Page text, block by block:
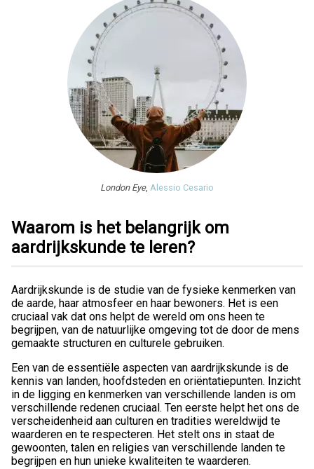
London Eye, Alessio Cesario
Waarom is het belangrijk om
aardrijkskunde te leren?
Aardrijkskunde is de studie van de fysieke kenmerken van
de aarde, haar atmosfeer en haar bewoners. Het is een
cruciaal vak dat ons helpt de wereld om ons heen te
begrijpen, van de natuurlijke omgeving tot de door de mens
gemaakte structuren en culturele gebruiken.
Een van de essentiële aspecten van aardrijkskunde is de
kennis van landen, hoofdsteden en oriëntatiepunten. Inzicht
in de ligging en kenmerken van verschillende landen is om
verschillende redenen cruciaal. Ten eerste helpt het ons de
verscheidenheid aan culturen en tradities wereldwijd te
waarderen en te respecteren. Het stelt ons in staat de
gewoonten, talen en religies van verschillende landen te
begrijpen en hun unieke kwaliteiten te waarderen.